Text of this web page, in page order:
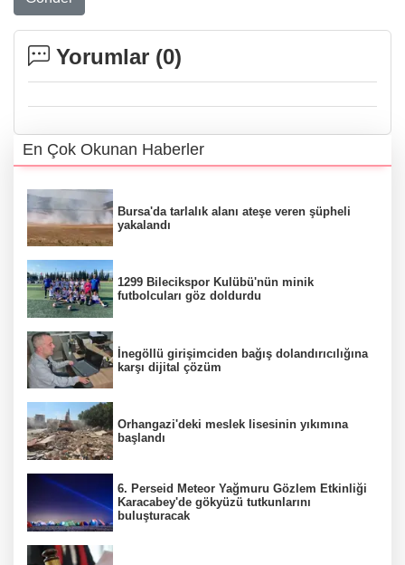
Yorumlar (0)
En Çok Okunan Haberler
Bursa'da tarlalık alanı ateşe veren şüpheli
yakalandı
1299 Bilecikspor Kulübü'nün minik
futbolcuları göz doldurdu
İnegöllü girişimciden bağış dolandırıcılığına
karşı dijital çözüm
Orhangazi'deki meslek lisesinin yıkımına
başlandı
6. Perseid Meteor Yağmuru Gözlem Etkinliği
Karacabey'de gökyüzü tutkunlarını
buluşturacak